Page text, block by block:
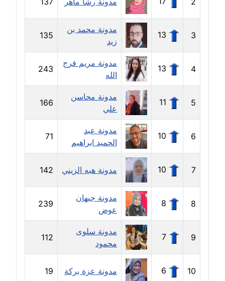
مدونة ايمان النادي
عاملة
مدونة ايمان صلاح
عاملة
مدونة ايمان عبد الحليم
عاملة
مدونة ايمان عماد
عاملة
مدونة ايمان قادري
عاملة
مدونة ايمن موسي
عاملة
مدونة إيناس عراقي
عاملة
3
13
مدونة محمد بن
زيد
135
4
13
مدونة مريم فرج
الله
243
5
11
مدونة محاسن
علي
166
6
10
مدونة عبد
الحميد ابراهيم
71
7
10 مدونة هبه الزيني 142
8
8
مدونة جيهان
عوض
239
9
7
مدونة سلوى
محمود
112
10
6 مدونة عزة بركة 19